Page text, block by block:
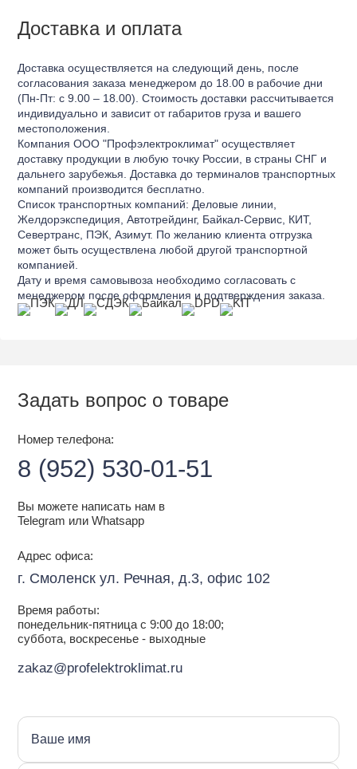
Доставка и оплата
Доставка осуществляется на следующий день, после
согласования заказа менеджером до 18.00 в рабочие дни
(Пн-Пт: с 9.00 – 18.00). Стоимость доставки рассчитывается
индивидуально и зависит от габаритов груза и вашего
местоположения.
Компания ООО "Профэлектроклимат" осуществляет
доставку продукции в любую точку России, в страны СНГ и
дальнего зарубежья. Доставка до терминалов транспортных
компаний производится бесплатно.
Список транспортных компаний: Деловые линии,
Желдорэкспедиция, Автотрейдинг, Байкал-Сервис, КИТ,
Севертранс, ПЭК, Азимут. По желанию клиента отгрузка
может быть осуществлена любой другой транспортной
компанией.
Дату и время самовывоза необходимо согласовать с
менеджером после оформления и подтверждения заказа.
Задать вопрос о товаре
Номер телефона:
8 (952) 530-01-51
Вы можете написать нам в
Telegram или Whatsapp
Адрес офиса:
г. Смоленск ул. Речная, д.3, офис 102
Время работы:
понедельник-пятница с 9:00 до 18:00;
суббота, воскресенье - выходные
zakaz@profelektroklimat.ru